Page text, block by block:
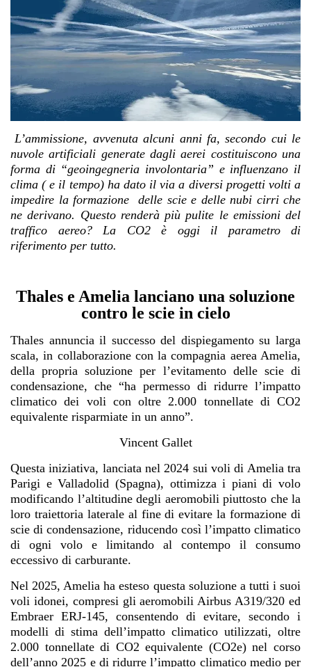
L’ammissione, avvenuta alcuni anni fa, secondo cui le
nuvole artificiali generate dagli aerei costituiscono una
forma di “geoingegneria involontaria” e influenzano il
clima ( e il tempo) ha dato il via a diversi progetti volti a
impedire la formazione delle scie e delle nubi cirri che
ne derivano. Questo renderà più pulite le emissioni del
traffico aereo? La CO2 è oggi il parametro di
riferimento per tutto.
Thales e Amelia lanciano una soluzione
contro le scie in cielo
Thales annuncia il successo del dispiegamento su larga
scala, in collaborazione con la compagnia aerea Amelia,
della propria soluzione per l’evitamento delle scie di
condensazione, che “ha permesso di ridurre l’impatto
climatico dei voli con oltre 2.000 tonnellate di CO2
equivalente risparmiate in un anno”.
Vincent Gallet
Questa iniziativa, lanciata nel 2024 sui voli di Amelia tra
Parigi e Valladolid (Spagna), ottimizza i piani di volo
modificando l’altitudine degli aeromobili piuttosto che la
loro traiettoria laterale al fine di evitare la formazione di
scie di condensazione, riducendo così l’impatto climatico
di ogni volo e limitando al contempo il consumo
eccessivo di carburante.
Nel 2025, Amelia ha esteso questa soluzione a tutti i suoi
voli idonei, compresi gli aeromobili Airbus A319/320 ed
Embraer ERJ-145, consentendo di evitare, secondo i
modelli di stima dell’impatto climatico utilizzati, oltre
2.000 tonnellate di CO2 equivalente (CO2e) nel corso
dell’anno 2025 e di ridurre l’impatto climatico medio per